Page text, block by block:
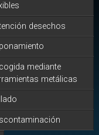
desechos
mediante
metálicas